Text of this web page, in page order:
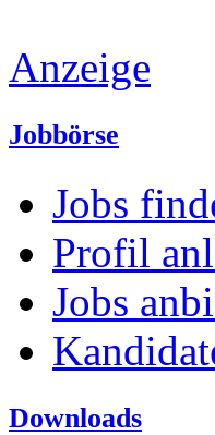
Anzeige
Jobbörse
Jobs
Profil
Jobs
Downloads